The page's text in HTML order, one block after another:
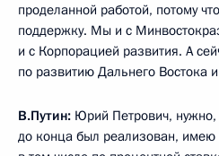
проделанной работой, потому
поддержку. Мы и с
и с Корпорацией развития. А
по развитию Дальнего Востока
В.Путин: Юрий Петрович, нужно,
до конца был реализован, имею